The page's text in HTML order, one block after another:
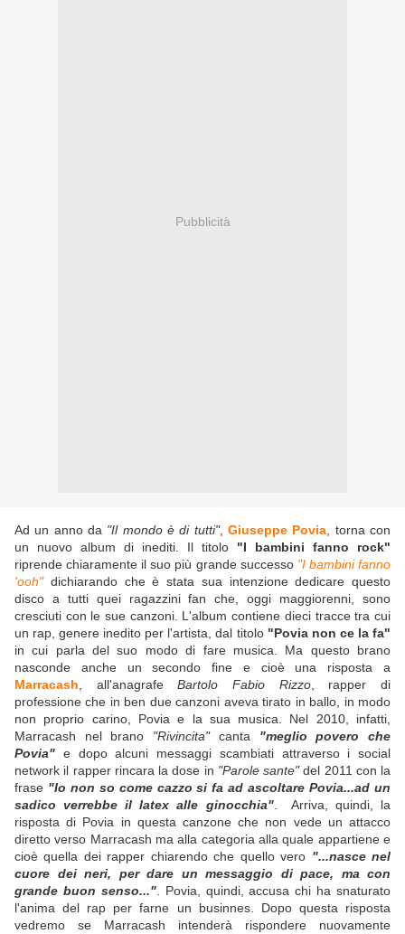
Pubblicità
Ad un anno da "Il mondo è di tutti",Giuseppe Povia , torna con
un nuovo album di inediti. Il titolo "I bambini fanno rock"
riprende chiaramente il suo più grande successo "I bambini fanno
'ooh"dichiarando che è stata sua intenzione dedicare questo
disco a tutti quei ragazzini fan che, oggi maggiorenni, sono
cresciuti con le sue canzoni. L'album contiene dieci tracce tra cui
un rap, genere inedito per l'artista, dal titolo "Povia non ce la fa"
in cui parla del suo modo di fare musica. Ma questo brano
nasconde anche un secondo fine e cioè una risposta a
Marracash , all'anagrafeBartolo Fabio Rizzo, rapper di
professione che in ben due canzoni aveva tirato in ballo, in modo
non proprio carino, Povia e la sua musica. Nel 2010, infatti,
Marracash nel brano "Rivincita"canta "meglio povero che
Povia" e dopo alcuni messaggi scambiati attraverso i social
network il rapper rincara la dose in "Parole sante"del 2011 con la
frase "Io non so come cazzo si fa ad ascoltare Povia...ad un
sadico verrebbe il latex alle ginocchia". Arriva, quindi, la
risposta di Povia in questa canzone che non vede un attacco
diretto verso Marracash ma alla categoria alla quale appartiene e
cioè quella dei rapper chiarendo che quello vero "...nasce nel
cuore dei neri, per dare un messaggio di pace, ma con
grande buon senso...". Povia, quindi, accusa chi ha snaturato
l'anima del rap per farne un businnes. Dopo questa risposta
vedremo se Marracash intenderà rispondere nuovamente